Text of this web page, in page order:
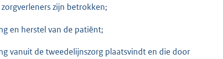
zijn betrokken;
en herstel van de patiënt;
vanuit de tweedelijnszorg plaatsvindt en die door